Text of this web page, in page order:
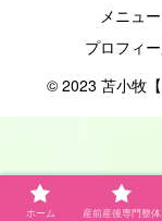
メニュー
プロフィ
© 2023 苫小牧
ホーム 産前産後専門整体